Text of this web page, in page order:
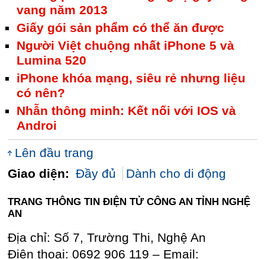
vang năm 2013
Giấy gói sản phẩm có thể ăn được
Người Việt chuộng nhất iPhone 5 và
Lumina 520
iPhone khóa mạng, siêu rẻ nhưng liệu
có nên?
Nhẫn thông minh: Kết nối với IOS và
Androi
Lên đầu trang
Giao diện: Đầy đủ Dành cho di động
TRANG THÔNG TIN ĐIỆN TỬ CÔNG AN TỈNH NGHỆ
AN
Địa chỉ: Số 7, Trường Thi, Nghệ An
Điện thoại: 0692 906 119 – Email: